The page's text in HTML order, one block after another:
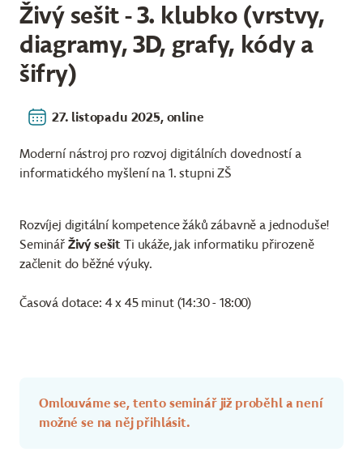
Živý sešit - 3. klubko (vrstvy,
diagramy, 3D, grafy, kódy a
šifry)
27. listopadu 2025, online
Moderní nástroj pro rozvoj digitálních dovedností a
informatického myšlení na 1. stupni ZŠ
Rozvíjej digitální kompetence žáků zábavně a jednoduše!
Seminář Živý sešit Ti ukáže, jak informatiku přirozeně
začlenit do běžné výuky.
Časová dotace: 4 x 45 minut (14:30 - 18:00)
Omlouváme se, tento seminář již proběhl a není
možné se na něj přihlásit.